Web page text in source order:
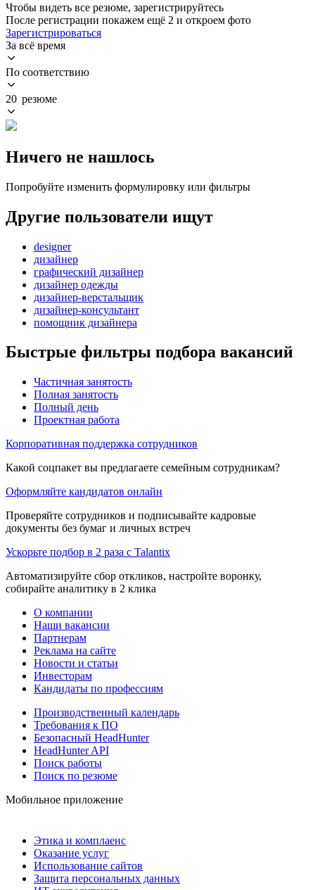
Чтобы видеть все резюме, зарегистрируйтесь
После регистрации покажем ещё 2 и откроем фото
Зарегистрироваться
За всё время
По соответствию
20 резюме
Ничего не нашлось
Попробуйте изменить формулировку или фильтры
Другие пользователи ищут
designer
дизайнер
графический дизайнер
дизайнер одежды
дизайнер-верстальщик
дизайнер-консультант
помощник дизайнера
Быстрые фильтры подбора вакансий
Частичная занятость
Полная занятость
Полный день
Проектная работа
Корпоративная поддержка сотрудников
Какой соцпакет вы предлагаете семейным сотрудникам?
Оформляйте кандидатов онлайн
Проверяйте сотрудников и подписывайте кадровые
документы без бумаг и личных встреч
Ускорьте подбор в 2 раза с Talantix
Автоматизируйте сбор откликов, настройте воронку,
собирайте аналитику в 2 клика
О компании
Наши вакансии
Партнерам
Реклама на сайте
Новости и статьи
Инвесторам
Кандидаты по профессиям
Производственный календарь
Требования к ПО
Безопасный HeadHunter
HeadHunter API
Поиск работы
Поиск по резюме
Мобильное приложение
Этика и комплаенс
Оказание услуг
Использование сайтов
Защита персональных данных